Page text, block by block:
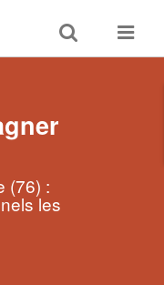
Toggle
search
Toggle
(76) :
les